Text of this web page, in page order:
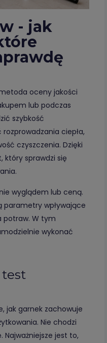
- jak
oceny jakości
lub podczas
szybkość
ciepła,
czyszczenia. Dzięki
który sprawdzi się
wyglądem lub ceną.
parametry wpływające
potraw. W tym
wykonać
test
jak garnek zachowuje
Nie chodzi
Najważniejsze jest to,